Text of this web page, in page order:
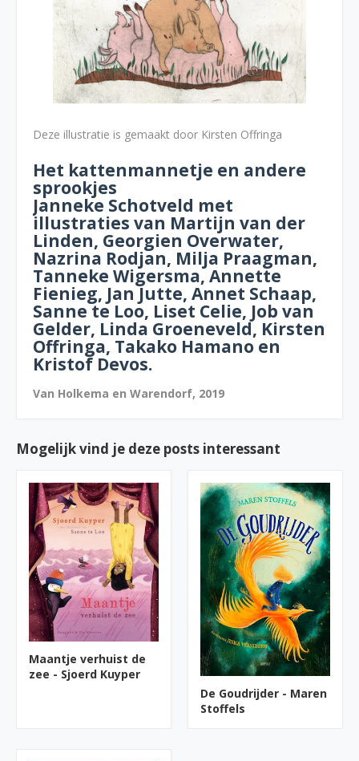
Deze illustratie is gemaakt door Kirsten Offringa
Het kattenmannetje en andere
sprookjes
Janneke Schotveld met
illustraties van Martijn van der
Linden, Georgien Overwater,
Nazrina Rodjan, Milja Praagman,
Tanneke Wigersma, Annette
Fienieg, Jan Jutte, Annet Schaap,
Sanne te Loo, Liset Celie, Job van
Gelder, Linda Groeneveld, Kirsten
Offringa, Takako Hamano en
Kristof Devos.
Van Holkema en Warendorf, 2019
Mogelijk vind je deze posts interessant
Maantje verhuist de
zee - Sjoerd Kuyper
De Goudrijder - Maren
Stoffels